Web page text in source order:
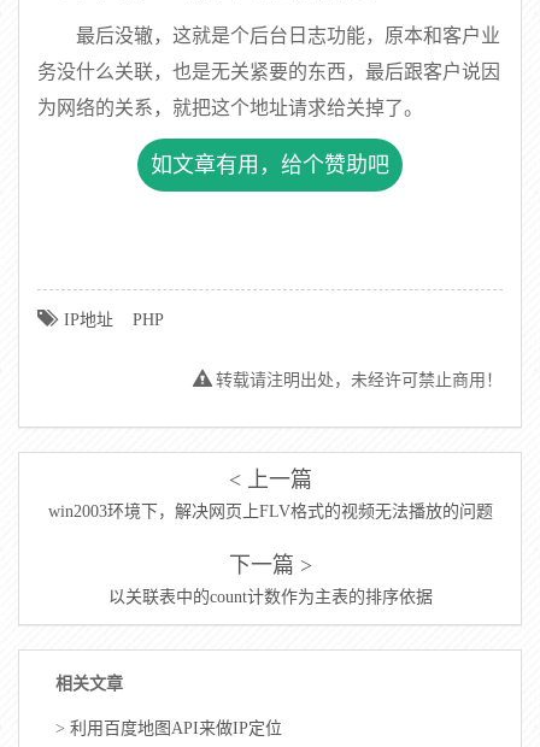
最后没辙，这就是个后台日志功能，原本和客户业
务没什么关联，也是无关紧要的东西，最后跟客户说因
为网络的关系，就把这个地址请求给关掉了。
如文章有用，给个赞助吧
IP地址 PHP
转载请注明出处，未经许可禁止商用！
< 上一篇
win2003环境下，解决网页上FLV格式的视频无法播放的问题
下一篇 >
以关联表中的count计数作为主表的排序依据
相关文章
> 利用百度地图API来做IP定位